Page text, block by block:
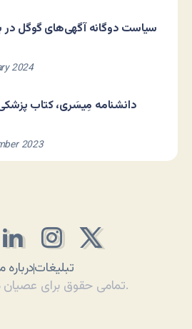
سیاست دوگانه آگهی‌های گوگل در
2024
دانشنامه مِیسَری، کتاب
2023
تبلیغات
تمامی حقوق برای عصیان محفوظ است.